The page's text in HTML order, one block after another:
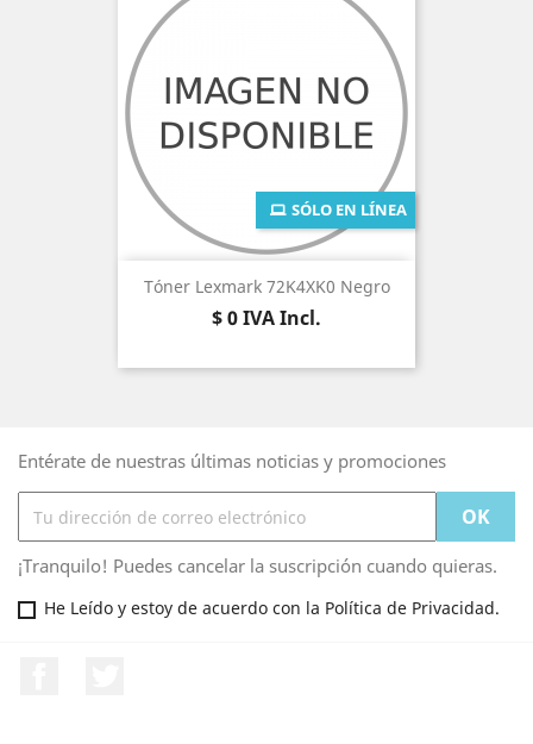
Tóner Lexmark 72K4XK0 Negro
Precio
$ 0IVA Incl.
SÓLO EN LÍNEA
Entérate de nuestras últimas noticias y promociones
¡Tranquilo! Puedes cancelar la suscripción cuando quieras.
He Leído y estoy de acuerdo con la Política de Privacidad.